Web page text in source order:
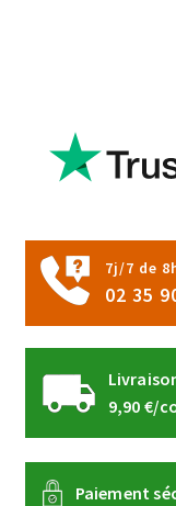
7j/7 de
02 35
9,90 €/
Paiement